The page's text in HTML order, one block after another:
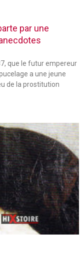
par une
que le futur empereur
a une jeune
de la prostitution